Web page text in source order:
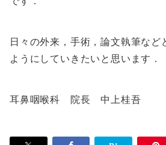
日々の外来，手術，論文執筆など
ようにしていきたいと思います．
耳鼻咽喉科 院長 中上桂吾